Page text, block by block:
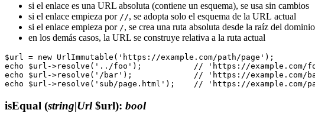
si el enlace es una URL absoluta (contiene un esquema), se usa sin cambios
si el enlace empieza por //, se adopta solo el esquema de la URL actual
si el enlace empieza por /, se crea una ruta absoluta desde la raíz del dominio
en los demás casos, la URL se construye relativa a la ruta actual
$url = new UrlImmutable('https://example.com/path/page');
echo $url->resolve('../foo');           // 'https://example.com/
echo $url->resolve('/bar');             // 'https://example.com/
isEqual (string|Url$url): bool